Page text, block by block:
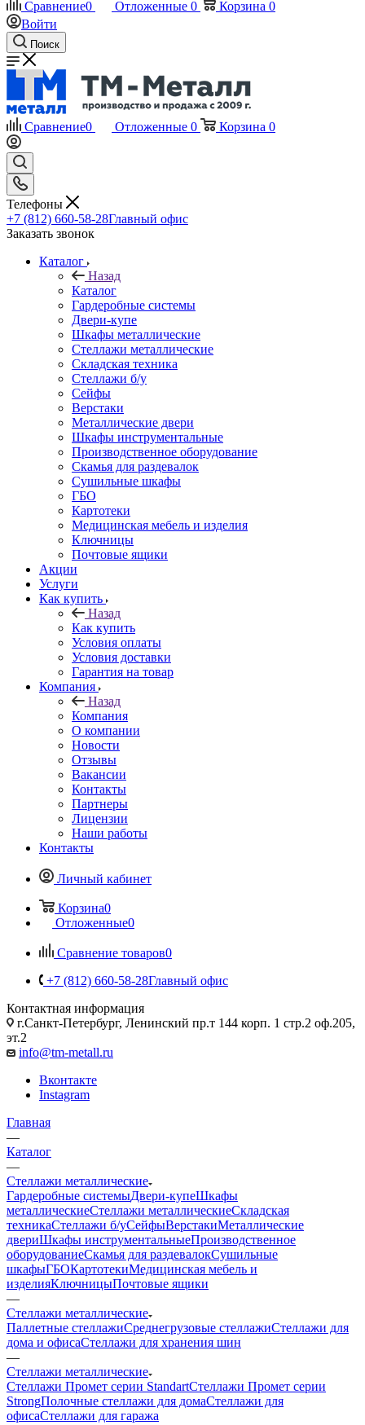
Сравнение0 Отложенные 0 Корзина 0
Войти
Поиск
Сравнение0 Отложенные 0 Корзина 0
Телефоны
+7 (812) 660-58-28Главный офис
Заказать звонок
Каталог
Назад
Каталог
Гардеробные системы
Двери-купе
Шкафы металлические
Стеллажи металлические
Складская техника
Стеллажи б/у
Сейфы
Верстаки
Металлические двери
Шкафы инструментальные
Производственное оборудование
Скамья для раздевалок
Сушильные шкафы
ГБО
Картотеки
Медицинская мебель и изделия
Ключницы
Почтовые ящики
Акции
Услуги
Как купить
Назад
Как купить
Условия оплаты
Условия доставки
Гарантия на товар
Компания
Назад
Компания
О компании
Новости
Отзывы
Вакансии
Контакты
Партнеры
Лицензии
Наши работы
Контакты
Личный кабинет
Корзина0
Отложенные0
Сравнение товаров0
+7 (812) 660-58-28Главный офис
Контактная информация
г.Санкт-Петербург, Ленинский пр.т 144 корп. 1 стр.2 оф.205,
эт.2
info@tm-metall.ru
Вконтакте
Instagram
Главная
—
Каталог
—
Стеллажи металлические
Гардеробные системыДвери-купеШкафы
металлическиеСтеллажи металлическиеСкладская
техникаСтеллажи б/уСейфыВерстакиМеталлические
двериШкафы инструментальныеПроизводственное
оборудованиеСкамья для раздевалокСушильные
шкафыГБОКартотекиМедицинская мебель и
изделияКлючницыПочтовые ящики
—
Стеллажи металлические
Паллетные стеллажиСреднегрузовые стеллажиСтеллажи для
дома и офисаСтеллажи для хранения шин
—
Стеллажи металлические
Стеллажи Промет серии StandartСтеллажи Промет серии
StrongПолочные стеллажи для домаСтеллажи для
офисаСтеллажи для гаража